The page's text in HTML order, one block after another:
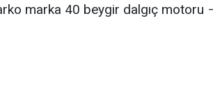
marka 40 beygir dalgıç motoru